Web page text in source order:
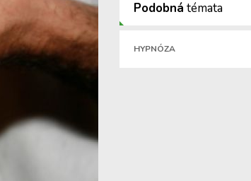
Podobná témata
HYPNÓZA